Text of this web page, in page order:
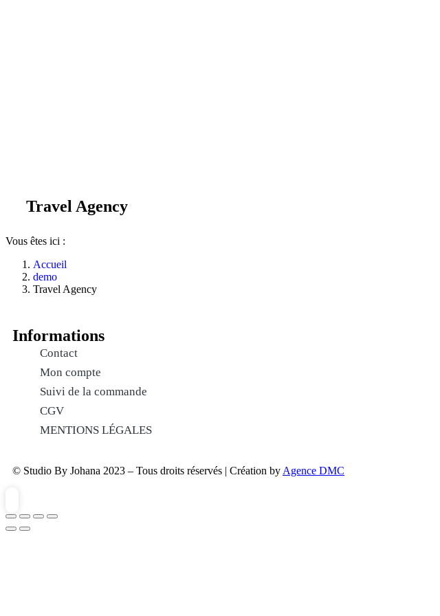
Travel Agency
Vous êtes ici :
Accueil
demo
Travel Agency
Informations
Contact
Mon compte
Suivi de la commande
CGV
MENTIONS LÉGALES
© Studio By Johana 2023 – Tous droits réservés | Création by Agence DMC